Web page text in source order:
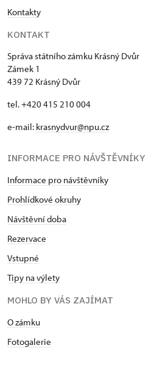
Kontakty
KONTAKT
Správa státního zámku Krásný Dvůr
Zámek 1
439 72 Krásný Dvůr
tel. +420 415 210 004
e-mail: krasnydvur@npu.cz
INFORMACE PRO NÁVŠTĚVNÍKY
Informace pro návštěvníky
Prohlídkové okruhy
Návštěvní doba
Rezervace
Vstupné
Tipy na výlety
MOHLO BY VÁS ZAJÍMAT
O zámku
Fotogalerie